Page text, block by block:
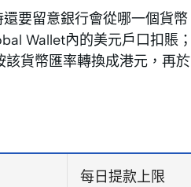
要留意銀行會從哪一個貨幣
Wallet內的美元戶口扣賬；
貨幣匯率轉換成港元，再於
每日提款上限